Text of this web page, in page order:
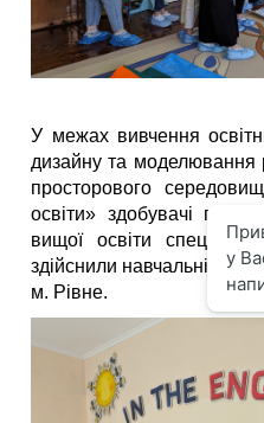
У межах вивчення
дизайну та моделювання
просторового
освіти» здобувачі
вищої освіти
здійснили навчальні
м. Рівне.